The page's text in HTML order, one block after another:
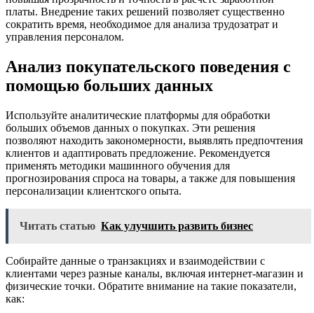
платы. Внедрение таких решений позволяет существенно
сократить время, необходимое для анализа трудозатрат и
управления персоналом.
Анализ покупательского поведения с
помощью больших данных
Используйте аналитические платформы для обработки
больших объемов данных о покупках. Эти решения
позволяют находить закономерности, выявлять предпочтения
клиентов и адаптировать предложение. Рекомендуется
применять методики машинного обучения для
прогнозирования спроса на товары, а также для повышения
персонализации клиентского опыта.
Читать статью Как улучшить развить бизнес
Собирайте данные о транзакциях и взаимодействии с
клиентами через разные каналы, включая интернет-магазин и
физические точки. Обратите внимание на такие показатели,
как: